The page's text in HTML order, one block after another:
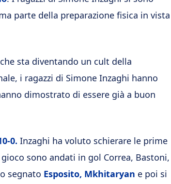
parte della preparazione fisica in vista
sta diventando un cult della
i ragazzi di Simone Inzaghi hanno
dimostrato di essere già a buon
0. Inzaghi ha voluto schierare le prime
sono andati in gol Correa, Bastoni,
segnato Esposito, Mkhitaryan e poi si